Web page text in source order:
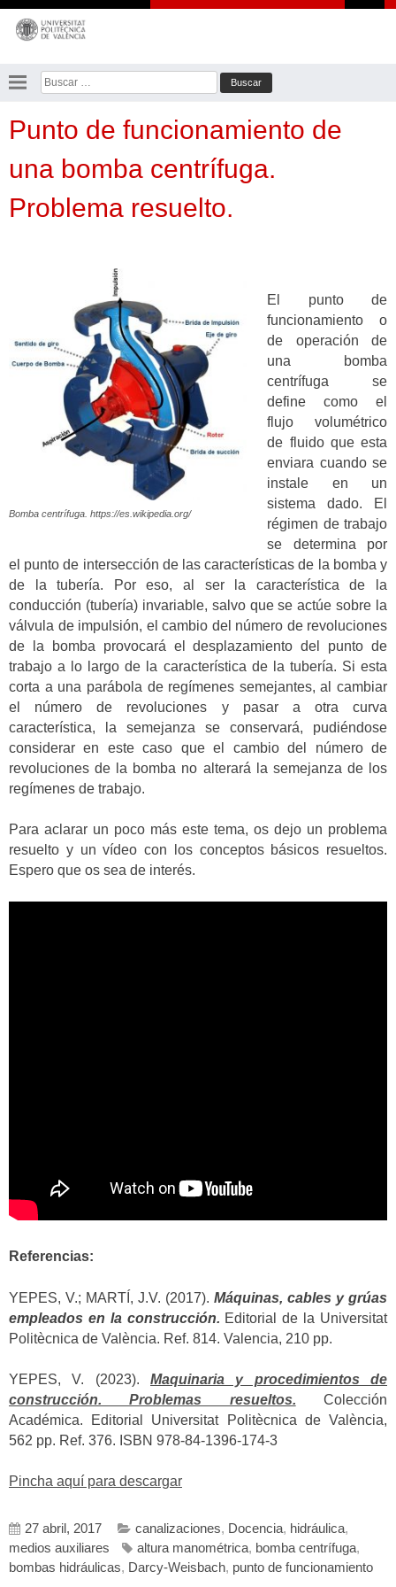
Saltar
contenido
Buscar:
Punto de funcionamiento de
una bomba centrífuga.
Problema resuelto.
Bomba centrífuga. https://es.wikipedia.org/
El punto de
funcionamiento o
de operación de
una bomba
centrífuga se
define como el
flujo volumétrico
de fluido que esta
enviara cuando se
instale en un
sistema dado. El
régimen de trabajo
se determina por
el punto de intersección de las características de la bomba y
de la tubería. Por eso, al ser la característica de la
conducción (tubería) invariable, salvo que se actúe sobre la
válvula de impulsión, el cambio del número de revoluciones
de la bomba provocará el desplazamiento del punto de
trabajo a lo largo de la característica de la tubería. Si esta
corta a una parábola de regímenes semejantes, al cambiar
el número de revoluciones y pasar a otra curva
característica, la semejanza se conservará, pudiéndose
considerar en este caso que el cambio del número de
revoluciones de la bomba no alterará la semejanza de los
regímenes de trabajo.
Para aclarar un poco más este tema, os dejo un problema
resuelto y un vídeo con los conceptos básicos resueltos.
Espero que os sea de interés.
Referencias:
YEPES, V.; MARTÍ, J.V. (2017). Máquinas, cables y grúas
empleados en la construcción. Editorial de la Universitat
Politècnica de València. Ref. 814. Valencia, 210 pp.
YEPES, V. (2023). Maquinaria y procedimientos de
construcción. Problemas resueltos. Colección
Académica. Editorial Universitat Politècnica de València,
562 pp. Ref. 376. ISBN 978-84-1396-174-3
Pincha aquí para descargar
27 abril, 2017 canalizaciones, Docencia, hidráulica,
medios auxiliares
altura manométrica, bomba centrífuga,
bombas hidráulicas, Darcy-Weisbach, punto de funcionamiento